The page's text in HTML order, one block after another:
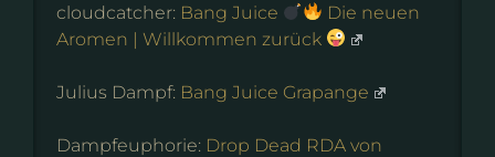
cloudcatcher: Bang Juice
Die neuen
Aromen | Willkommen zurück
Julius Dampf: Bang Juice Grapange
Dampfeuphorie: Drop Dead RDA von